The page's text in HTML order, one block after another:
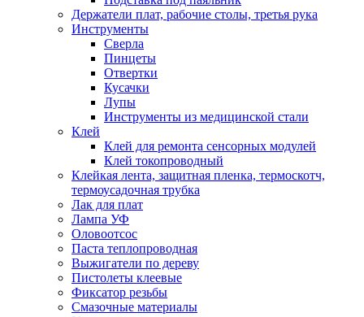
Держатели плат, рабочие столы, третья рука
Инструменты
Сверла
Пинцеты
Отвертки
Кусачки
Лупы
Инструменты из медицинской стали
Клей
Клей для ремонта сенсорных модулей
Клей токопроводный
Клейкая лента, защитная пленка, термоскотч,
термоусадочная трубка
Лак для плат
Лампа УФ
Оловоотсос
Паста теплопроводная
Выжигатели по дереву
Пистолеты клеевые
Фиксатор резьбы
Смазочные материалы